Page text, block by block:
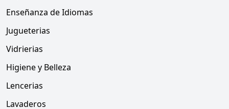
Enseñanza de Idiomas
Jugueterias
Vidrierias
Higiene y Belleza
Lencerias
Lavaderos